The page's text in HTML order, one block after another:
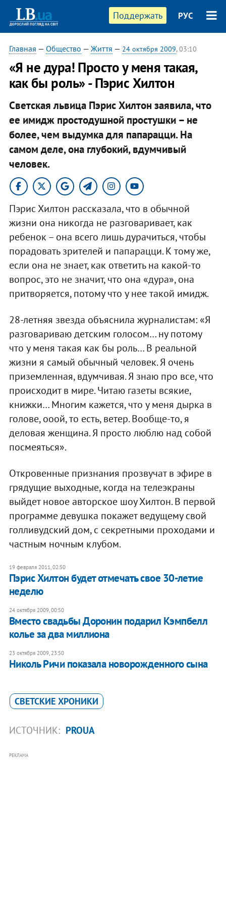
Поддержать РУС
Главная — Общество — Життя — 24 октября 2009, 03:10
«Я не дура! Просто у меня такая,
как бы роль» - Пэрис Хилтон
Светская львица Пэрис Хилтон заявила, что
ее имидж простодушной простушки – не
более, чем выдумка для папарацци. На
самом деле, она глубокий, вдумчивый
человек.
Пэрис Хилтон рассказала, что в обычной
жизни она никогда не разговаривает, как
ребенок – она всего лишь дурачиться, чтобы
порадовать зрителей и папарацци. К тому же,
если она не знает, как ответить на какой-то
вопрос, это не значит, что она «дура», она
притворяется, потому что у нее такой имидж.
28-летняя звезда объяснила журналистам: «Я
разговариваю детским голосом… ну потому
что у меня такая как бы роль… В реальной
жизни я самый обычный человек. Я очень
приземленная, вдумчивая. Я знаю про все, что
происходит в мире. Читаю газеты всякие,
книжки… Многим кажется, что у меня дырка в
голове, ооой, то есть, ветер. Вообще-то, я
деловая женщина. Я просто люблю над собой
посмеяться».
Откровенные признания прозвучат в эфире в
грядущие выходные, когда на телеэкраны
выйдет новое авторское шоу Хилтон. В первой
программе девушка покажет ведущему свой
голливудский дом, с секретными проходами и
частным ночным клубом.
19 февраля 2011, 02:50
Пэрис Хилтон будет отмечать свое 30-летие
неделю
24 октября 2009, 00:50
Вместо свадьбы Доронин подарил Кэмпбелл
колье за два миллиона
23 октября 2009, 23:50
Николь Ричи показала новорожденного сына
СВЕТСКИЕ ХРОНИКИ
ИСТОЧНИК: PROUA
РЕКЛАМА